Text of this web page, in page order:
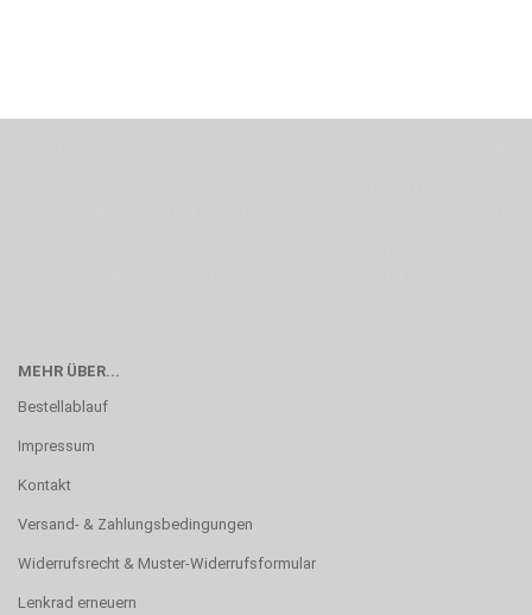
MEHR ÜBER...
Bestellablauf
Impressum
Kontakt
Versand- & Zahlungsbedingungen
Widerrufsrecht & Muster-Widerrufsformular
Lenkrad erneuern